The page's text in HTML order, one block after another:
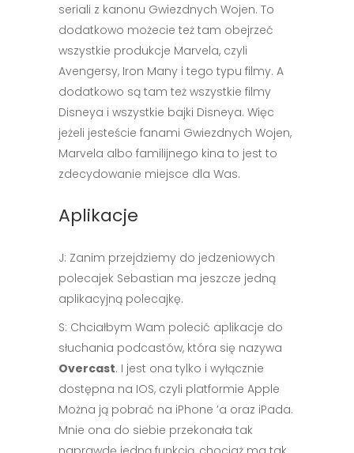
seriali z kanonu Gwiezdnych Wojen. To
dodatkowo możecie też tam obejrzeć
wszystkie produkcje Marvela, czyli
Avengersy, Iron Many i tego typu filmy. A
dodatkowo są tam też wszystkie filmy
Disneya i wszystkie bajki Disneya. Więc
jeżeli jesteście fanami Gwiezdnych Wojen,
Marvela albo familijnego kina to jest to
zdecydowanie miejsce dla Was.
Aplikacje
J: Zanim przejdziemy do jedzeniowych
polecajek Sebastian ma jeszcze jedną
aplikacyjną polecajkę.
S: Chciałbym Wam polecić aplikacje do
słuchania podcastów, która się nazywa
Overcast. I jest ona tylko i wyłącznie
dostępna na IOS, czyli platformie Apple
Można ją pobrać na iPhone ’a oraz iPada.
Mnie ona do siebie przekonała tak